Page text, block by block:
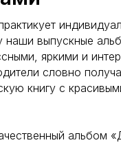
наши выпускные
яркими и
словно
книгу с
альбом